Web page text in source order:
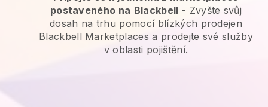
postaveného na Blackbell - Zvyšte svůj
dosah na trhu pomocí blízkých prodejen
Blackbell Marketplaces a prodejte své služby
v oblasti pojištění.